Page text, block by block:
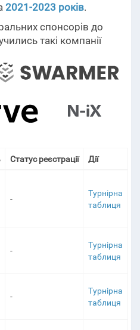
2021-2023 років.
спонсорів до
такі компанії
Статус реєстрації Дії
-
Турнірна
таблиця
-
Турнірна
таблиця
-
Турнірна
таблиця